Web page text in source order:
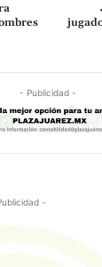
- Publicidad -
-